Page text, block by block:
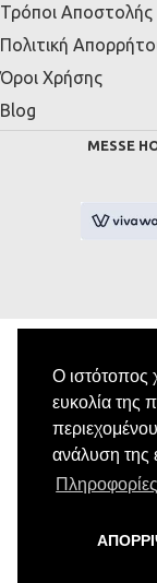
Ο ιστότοπος
ευκολία της
ανάλυση της
Πληροφορίες
Τρόποι
Πολιτική
Όροι Χρήσης
Blog
MESSE
Κάνε